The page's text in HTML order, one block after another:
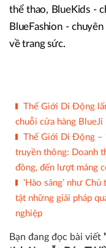
thể thao, BlueKids -
BlueFashion -
về trang sức.
Thế Giới Di Động
chuỗi cửa hàng BlueJi
Thế Giới Di Động –
truyền thông: Doanh
đồng, đến lượt mảng
‘Hào sảng’ như
tật những giải pháp
nghiệp
Bạn đang đọc bài viết